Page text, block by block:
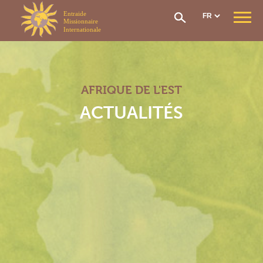
Panneau de gestion des cookies
QUI SOMMES-NOUS ?
CONTRIBUTIONS & AIDES
Options et contributions
Le fonds social
Rapatriement
SECTIONS EMI
Section Générale
Section Afrique de l’Ouest
Section Afrique Centrale
Section Afrique de l’Est
Section Madagascar
ACTUALITÉS
AFRIQUE DE L'EST